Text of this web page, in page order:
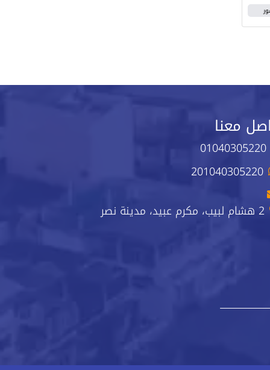
معنا
01040305220
201040305220
2 هشام لبيب، مكرم عبيد، مدينة نصر